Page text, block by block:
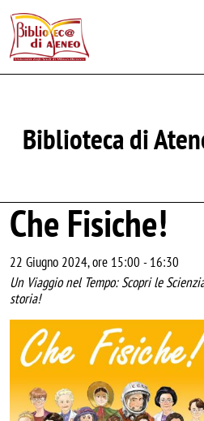
Biblioteca di
Che Fisiche!
22 Giugno 2024, ore 15:00 -16:30
Un Viaggio nel Tempo: Scopri le
storia!
Image